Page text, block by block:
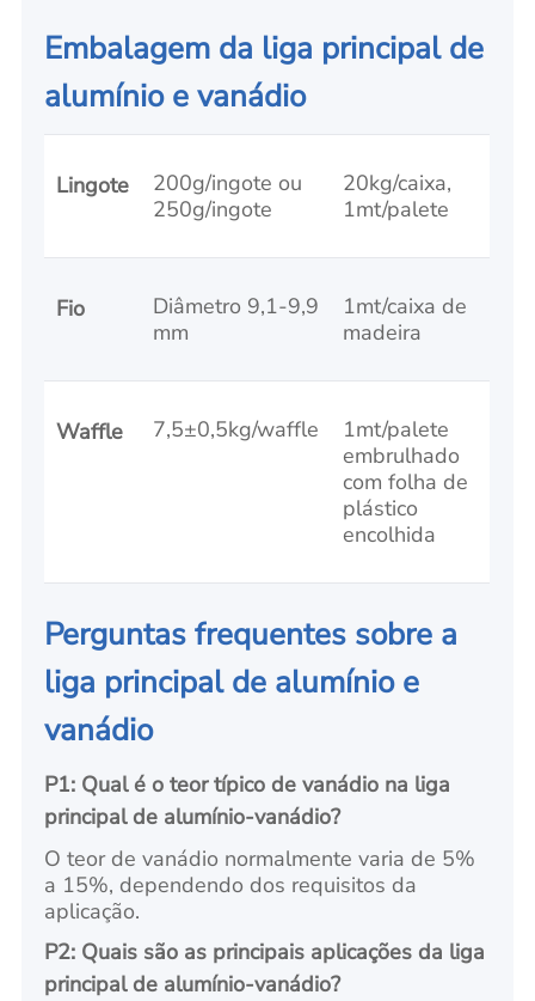
Embalagem da liga principal de
alumínio e vanádio
Lingote
200g/ingote ou
250g/ingote
20kg/caixa,
1mt/palete
Fio
Diâmetro 9,1-9,9
mm
1mt/caixa de
madeira
Waffle 7,5±0,5kg/waffle
1mt/palete
embrulhado
com folha de
plástico
encolhida
Perguntas frequentes sobre a
liga principal de alumínio e
vanádio
P1: Qual é o teor típico de vanádio na liga
principal de alumínio-vanádio?
O teor de vanádio normalmente varia de 5%
a 15%, dependendo dos requisitos da
aplicação.
P2: Quais são as principais aplicações da liga
principal de alumínio-vanádio?